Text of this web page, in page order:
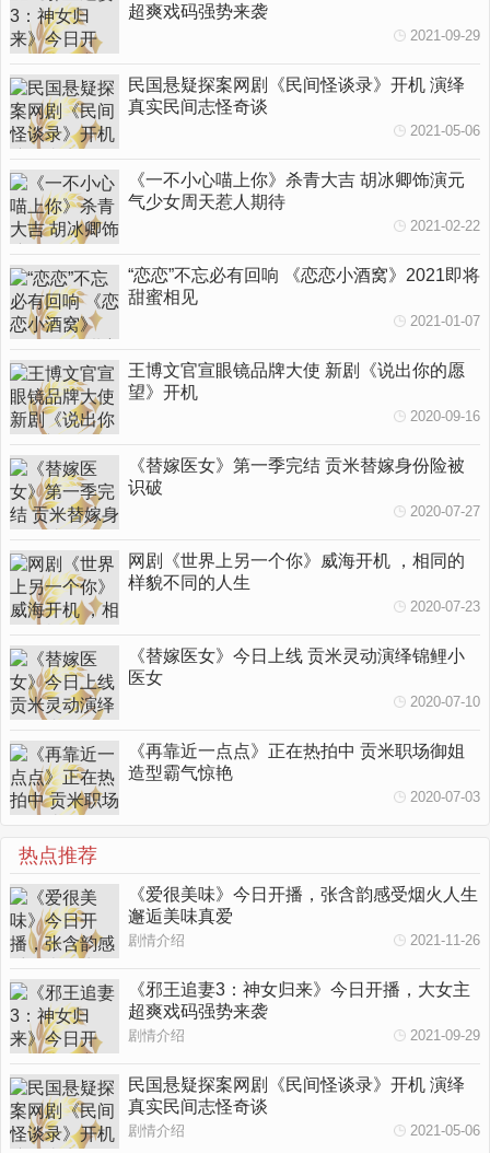
超爽戏码强势来袭
2021-09-29
民国悬疑探案网剧《民间怪谈录》开机 演绎
真实民间志怪奇谈
2021-05-06
《一不小心喵上你》杀青大吉 胡冰卿饰演元
气少女周天惹人期待
2021-02-22
“恋恋”不忘必有回响 《恋恋小酒窝》2021即将
甜蜜相见
2021-01-07
王博文官宣眼镜品牌大使 新剧《说出你的愿
望》开机
2020-09-16
《替嫁医女》第一季完结 贡米替嫁身份险被
识破
2020-07-27
网剧《世界上另一个你》威海开机 ，相同的
样貌不同的人生
2020-07-23
《替嫁医女》今日上线 贡米灵动演绎锦鲤小
医女
2020-07-10
《再靠近一点点》正在热拍中 贡米职场御姐
造型霸气惊艳
2020-07-03
热点推荐
《爱很美味》今日开播，张含韵感受烟火人生
邂逅美味真爱
剧情介绍 2021-11-26
《邪王追妻3：神女归来》今日开播，大女主
超爽戏码强势来袭
剧情介绍 2021-09-29
民国悬疑探案网剧《民间怪谈录》开机 演绎
真实民间志怪奇谈
剧情介绍 2021-05-06